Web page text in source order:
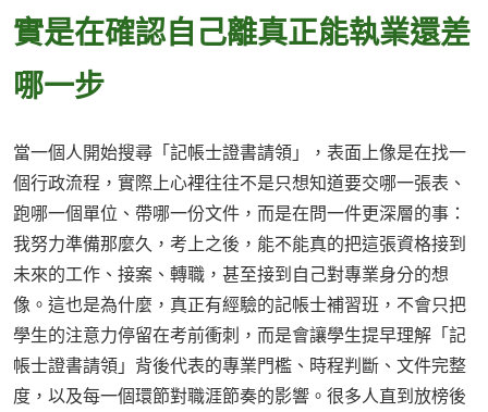
實是在確認自己離真正能執業還差
哪一步
當一個人開始搜尋「記帳士證書請領」，表面上像是在找一
個行政流程，實際上心裡往往不是只想知道要交哪一張表、
跑哪一個單位、帶哪一份文件，而是在問一件更深層的事：
我努力準備那麼久，考上之後，能不能真的把這張資格接到
未來的工作、接案、轉職，甚至接到自己對專業身分的想
像。這也是為什麼，真正有經驗的記帳士補習班，不會只把
學生的注意力停留在考前衝刺，而是會讓學生提早理解「記
帳士證書請領」背後代表的專業門檻、時程判斷、文件完整
度，以及每一個環節對職涯節奏的影響。很多人直到放榜後